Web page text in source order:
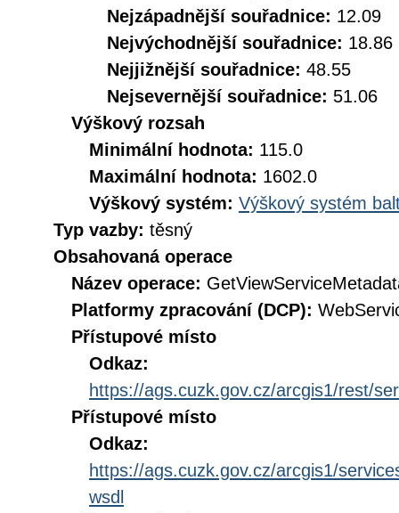
Nejzápadnější souřadnice: 12.09
Nejvýchodnější souřadnice: 18.86
Nejjižnější souřadnice: 48.55
Nejsevernější souřadnice: 51.06
Výškový rozsah
Minimální hodnota: 115.0
Maximální hodnota: 1602.0
Výškový systém: Výškový systém
Typ vazby: těsný
Obsahovaná operace
Název operace:
Platformy zpracování (DCP):
Přístupové místo
Odkaz:
https://ags.cuzk.gov.cz/arcgis1/rest/
Přístupové místo
Odkaz:
https://ags.cuzk.gov.cz/arcgis1/
wsdl